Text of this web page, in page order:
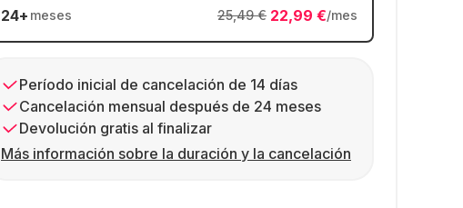
24+ meses 22,99 €/mes
25,49 €
Período inicial de cancelación de 14 días
Cancelación mensual después de 24 meses
Devolución gratis al finalizar
Más información sobre la duración y la cancelación